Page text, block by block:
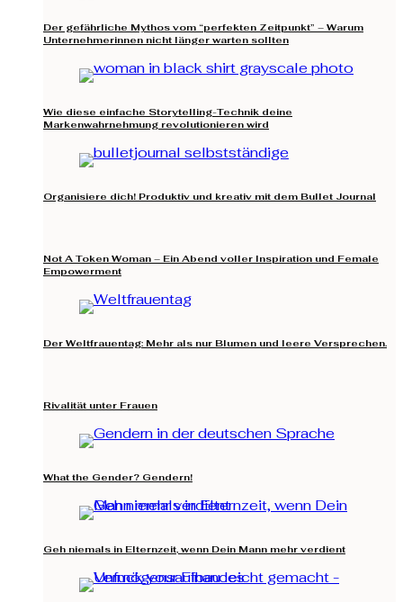
Der gefährliche Mythos vom “perfekten Zeitpunkt” – Warum
Unternehmerinnen nicht länger warten sollten
Wie diese einfache Storytelling-Technik deine
Markenwahrnehmung revolutionieren wird
Organisiere dich! Produktiv und kreativ mit dem Bullet Journal
Not A Token Woman – Ein Abend voller Inspiration und Female
Empowerment
Der Weltfrauentag: Mehr als nur Blumen und leere Versprechen.
Rivalität unter Frauen
What the Gender? Gendern!
Geh niemals in Elternzeit, wenn Dein Mann mehr verdient